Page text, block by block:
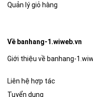
Quản lý giỏ hàng
Về banhang-1.wiweb.vn
Giới thiệu về banhang-
Liên hệ hợp tác
Tuyển dụng